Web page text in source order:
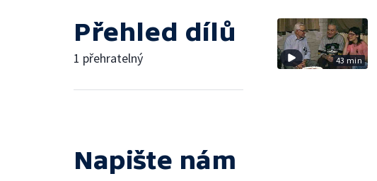
Přehled dílů
1 přehratelný 43 min
Napište nám